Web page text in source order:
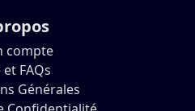
compte
FAQs
Générales